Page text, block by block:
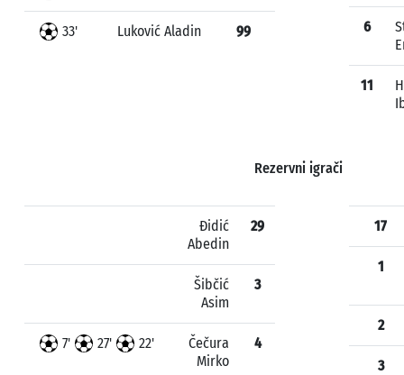
33' Luković Aladin 99 6
11
Rezervni igrači
Đidić
Abedin
29
Šibčić
Asim
3
7' 27' 22'
Čečura
Mirko
4
17
1
2
3